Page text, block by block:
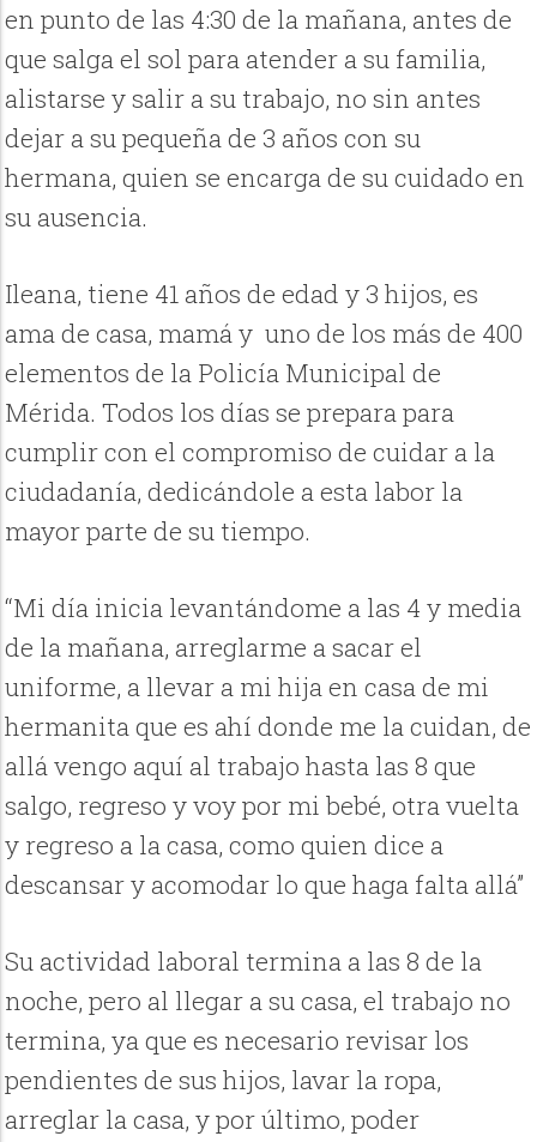
en punto de las 4:30 de la mañana, antes de
que salga el sol para atender a su familia,
alistarse y salir a su trabajo, no sin antes
dejar a su pequeña de 3 años con su
hermana, quien se encarga de su cuidado en
su ausencia.
Ileana, tiene 41 años de edad y 3 hijos, es
ama de casa, mamá y uno de los más de 400
elementos de la Policía Municipal de
Mérida. Todos los días se prepara para
cumplir con el compromiso de cuidar a la
ciudadanía, dedicándole a esta labor la
mayor parte de su tiempo.
“Mi día inicia levantándome a las 4 y media
de la mañana, arreglarme a sacar el
uniforme, a llevar a mi hija en casa de mi
hermanita que es ahí donde me la cuidan, de
allá vengo aquí al trabajo hasta las 8 que
salgo, regreso y voy por mi bebé, otra vuelta
y regreso a la casa, como quien dice a
descansar y acomodar lo que haga falta allá”
Su actividad laboral termina a las 8 de la
noche, pero al llegar a su casa, el trabajo no
termina, ya que es necesario revisar los
pendientes de sus hijos, lavar la ropa,
arreglar la casa, y por último, poder